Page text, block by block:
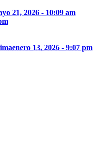
21, 2026 - 10:09 am
enero 13, 2026 - 9:07 pm